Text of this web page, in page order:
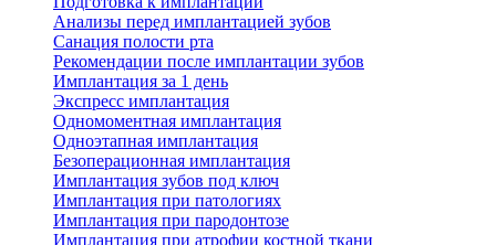
Анализы перед имплантацией зубов
Санация полости рта
Рекомендации после имплантации зубов
Имплантация за 1 день
Экспресс имплантация
Одномоментная имплантация
Одноэтапная имплантация
Безоперационная имплантация
Имплантация зубов под ключ
Имплантация при патологиях
Имплантация при пародонтозе
Имплантация при атрофии костной ткани